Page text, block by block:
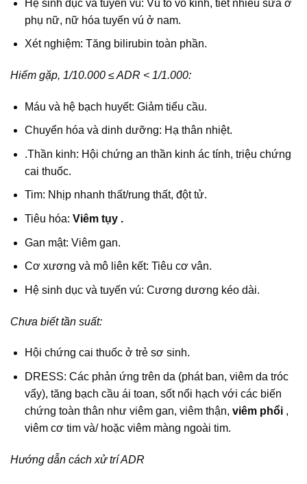
Hệ sinh dục và tuyến vú: Vú to vô kinh, tiết nhiều sữa ở
phụ nữ, nữ hóa tuyến vú ở nam.
Xét nghiệm: Tăng bilirubin toàn phần.
Hiếm gặp, 1/10.000 ≤ ADR < 1/1.000:
Máu và hệ bạch huyết: Giảm tiểu cầu.
Chuyển hóa và dinh dưỡng: Hạ thân nhiệt.
.Thần kinh: Hội chứng an thần kinh ác tính, triệu chứng
cai thuốc.
Tim: Nhịp nhanh thất/rung thất, đột tử.
Tiêu hóa: Viêm tụy .
Gan mật: Viêm gan.
Cơ xương và mô liên kết: Tiêu cơ vân.
Hệ sinh dục và tuyến vú: Cương dương kéo dài.
Chưa biết tần suất:
Hội chứng cai thuốc ở trẻ sơ sinh.
DRESS: Các phản ứng trên da (phát ban, viêm da tróc
vẩy), tăng bạch cầu ái toan, sốt nổi hạch với các biến
chứng toàn thân như viêm gan, viêm thận, viêm phổi ,
viêm cơ tim và/ hoặc viêm màng ngoài tim.
Hướng dẫn cách xử trí ADR